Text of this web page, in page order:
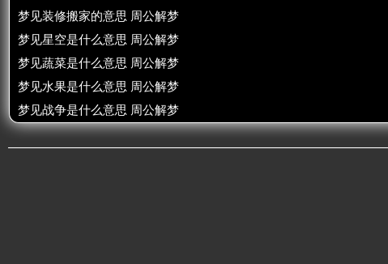
梦见装修搬家的意思 周公解梦
梦见星空是什么意思 周公解梦
梦见蔬菜是什么意思 周公解梦
梦见水果是什么意思 周公解梦
梦见战争是什么意思 周公解梦